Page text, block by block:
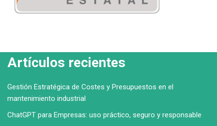
Artículos recientes
Gestión Estratégica de Costes y Presupuestos en el
mantenimiento industrial
ChatGPT para Empresas: uso práctico, seguro y responsable